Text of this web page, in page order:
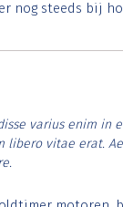
nog steeds bij
varius enim in
vitae erat.